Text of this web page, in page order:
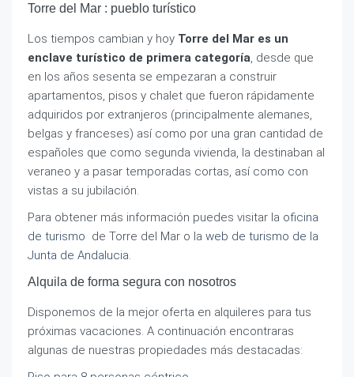
Torre del Mar : pueblo turístico
Los tiempos cambian y hoy Torre del Mar es un
enclave turístico de primera categoría, desde que
en los años sesenta se empezaran a construir
apartamentos, pisos y chalet que fueron rápidamente
adquiridos por extranjeros (principalmente alemanes,
belgas y franceses) así como por una gran cantidad de
españoles que como segunda vivienda, la destinaban al
veraneo y a pasar temporadas cortas, así como con
vistas a su jubilación.
Para obtener más información puedes visitar la oficina
de turismo de Torre del Mar o la web de turismo de la
Junta de Andalucia.
Alquila de forma segura con nosotros
Disponemos de la mejor oferta en alquileres para tus
próximas vacaciones. A continuación encontraras
algunas de nuestras propiedades más destacadas: